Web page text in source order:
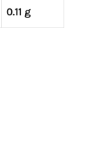
0.11 g